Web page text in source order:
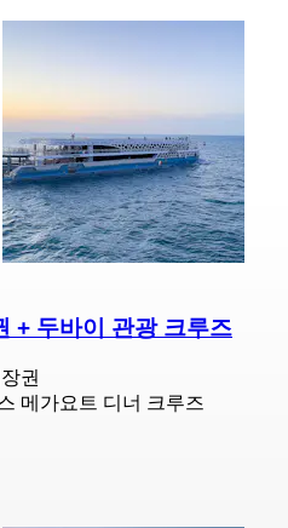
+ 두바이 관광 크루즈
권
메가요트 디너 크루즈